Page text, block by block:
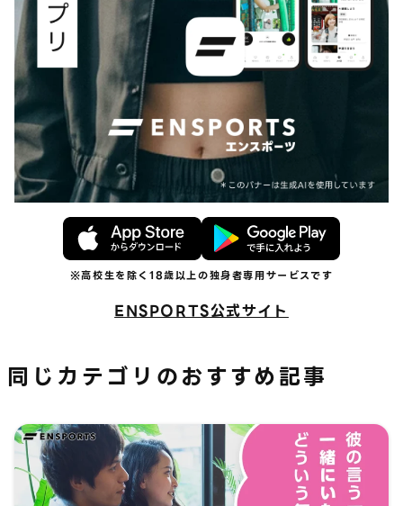
ENSPORTS公式サイト
同じカテゴリのおすすめ記事